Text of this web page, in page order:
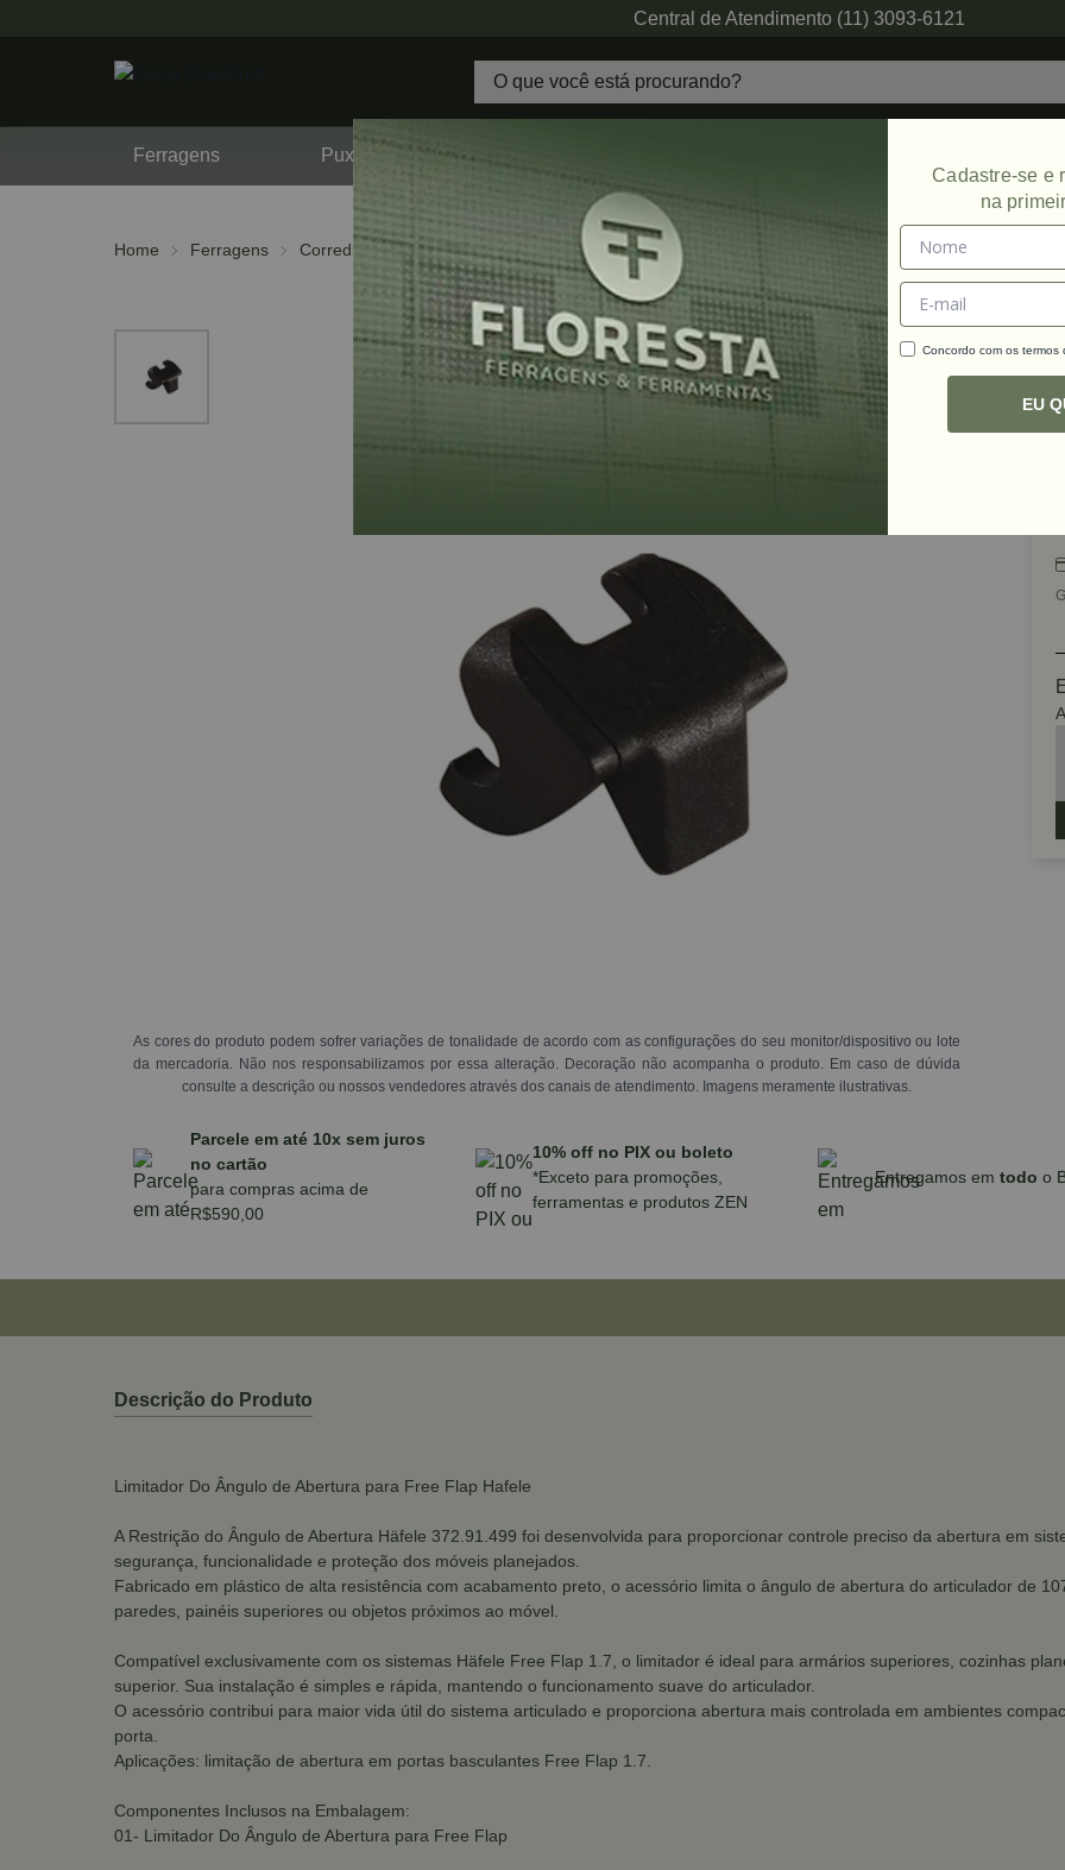
Central de Atendimento (11) 3093-6121
Ferragens Puxadores
Home Ferragens Corrediças Acessórios
As cores do produto podem sofrer variações de tonalidade de acordo com as configurações do seu monitor/dispositivo ou lote
da mercadoria. Não nos responsabilizamos por essa alteração. Decoração não acompanha o produto. Em caso de dúvida
consulte a descrição ou nossos vendedores através dos canais de atendimento. Imagens meramente ilustrativas.
Parcele em até 10x sem juros
no cartão
para compras acima de
R$590,00
10% off no PIX ou boleto
*Exceto para promoções,
ferramentas e produtos ZEN
Entregamos em todo o
Descrição do Produto
Limitador Do Ângulo de Abertura para Free Flap Hafele
A Restrição do Ângulo de Abertura Häfele 372.91.499 foi desenvolvida para proporcionar controle preciso da abertura em
segurança, funcionalidade e proteção dos móveis planejados.
Fabricado em plástico de alta resistência com acabamento preto, o acessório limita o ângulo de abertura do articulador de
paredes, painéis superiores ou objetos próximos ao móvel.
Compatível exclusivamente com os sistemas Häfele Free Flap 1.7, o limitador é ideal para armários superiores, cozinhas
superior. Sua instalação é simples e rápida, mantendo o funcionamento suave do articulador.
O acessório contribui para maior vida útil do sistema articulado e proporciona abertura mais controlada em ambientes
porta.
Aplicações: limitação de abertura em portas basculantes Free Flap 1.7.
Componentes Inclusos na Embalagem:
01- Limitador Do Ângulo de Abertura para Free Flap
Cadastre-se e
na
Concordo com os termos
EU